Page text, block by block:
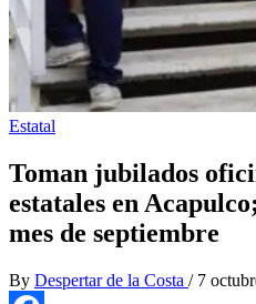
Estatal
Toman jubilados
estatales en
mes de septiembre
By Despertar de la Costa / 7